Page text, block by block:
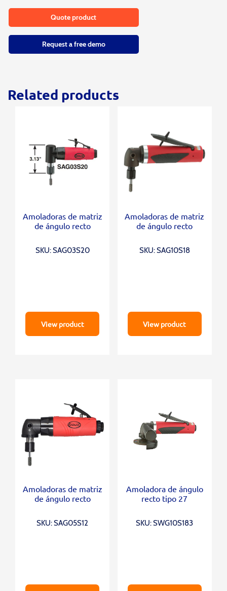
Quote product
Request a free demo
Related products
Amoladoras de matriz
de ángulo recto
SKU: SAG03S20
View product
Amoladoras de matriz
de ángulo recto
SKU: SAG10S18
View product
Amoladoras de matriz
de ángulo recto
SKU: SAG05S12
Amoladora de ángulo
recto tipo 27
SKU: SWG10S183